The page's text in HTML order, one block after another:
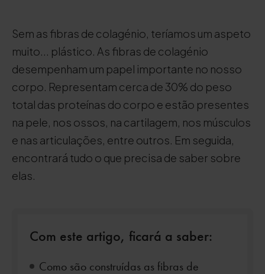
Sem as fibras de colagénio, teríamos um aspeto
muito... plástico. As fibras de colagénio
desempenham um papel importante no nosso
corpo. Representam cerca de 30% do peso
total das proteínas do corpo e estão presentes
na pele, nos ossos, na cartilagem, nos músculos
e nas articulações, entre outros. Em seguida,
encontrará tudo o que precisa de saber sobre
elas.
Com este artigo, ficará a saber:
Como são construídas as fibras de